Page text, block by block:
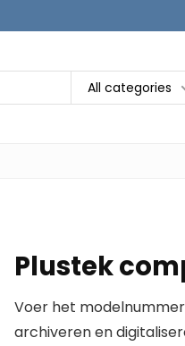
All categories
Plustek
Voer het
archiveren en